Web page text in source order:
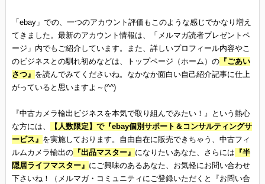
「ebay」での、一つのアカウント評価もこのような感じでかなり増え
てきました。最新のアカウント情報は、「メルマガ読者プレゼントペ
ージ」内でもご紹介しています。また、詳しいプロフィール内容やこ
のビジネスとの馴れ初めなどは、トップページ（ホーム）の『ごあい
さつ』 を読んでみてくださいね。なかなか面白い自己紹介記事に仕上
がっていると思いますよ～(^^)
『中古カメラ輸出ビジネスを本気で取り組んでみたい！』という熱心
な方には、
【人数限定】で『ebay個別サポート＆コンサルティングサ
ービス』 を実施しております。自由自在に販売できちゃう、中古フィ
ルムカメラ輸出の『出品マスター』 になりたいあなた、さらには 『半
隠居ライフマスター』 にご興味のあるあなた、お気軽にお問い合わせ
下さいね！（メルマガ・コミュニティにご登録いただくと『お問い合